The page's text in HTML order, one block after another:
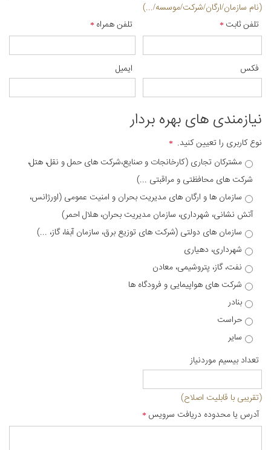
(نام سازمان/ارگان/شرکت/موسسه/...)
تلفن همراه
تلفن ثابت
ایمیل فکس
نیازمندی های بهره بردار
نوع کاربری را تعیین کنید.
مشترکان تجاری (کارخانجات و صنایع،شرکت های حمل و نقل، هتل،
شرکت های محافظتی و مراقبتی ...)
سازمان ها و ارگان های مدیریت بحران و امنیت عمومی (اورژانس،
آتش نشانی، شهرداری، سازمان مدیریت بحران، هلال احمر)
سازمان های دولتی (شرکت های توزیع برق، سازمان آبفا، گاز، ...)
شهرداری، دهیاری
نفت، گاز، پتروشیمی، معادن
شرکت های هواپیمایی و فرودگاه ها
بنادر
حراست
سایر
تعداد بیسیم موردنیاز
(تقریبی با قابلیت اصلاح)
آدرس یا محدوده دریافت سرویس